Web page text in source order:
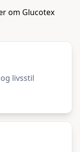
om Glucotex
livsstil